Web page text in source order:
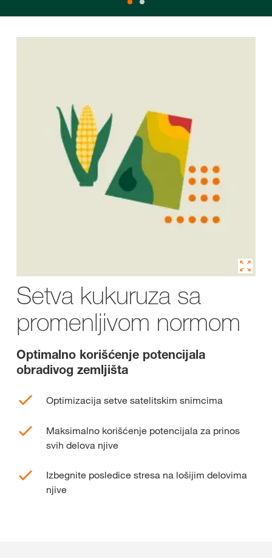
Setva kukuruza sa
promenljivom normom
Optimalno korišćenje potencijala
obradivog zemljišta
Optimizacija setve satelitskim snimcima
Maksimalno korišćenje potencijala za prinos
svih delova njive
Izbegnite posledice stresa na lošijim delovima
njive